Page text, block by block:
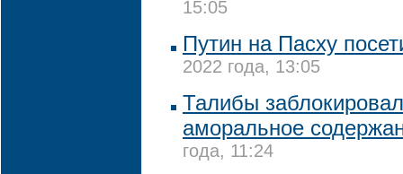
15:05
Путин на Пасху
2022 года, 13:05
Талибы
аморальное
года, 11:24